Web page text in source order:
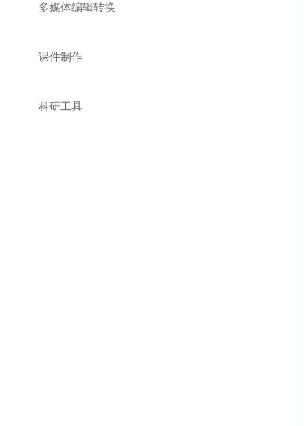
多媒体编辑转换
课件制作
科研工具